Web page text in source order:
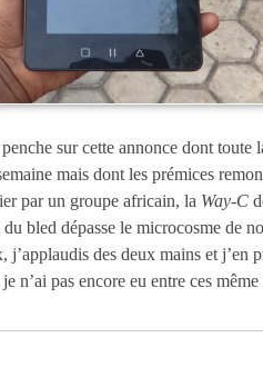
sur cette annonce dont toute
mais dont les prémices
par un groupe africain, la Way-C
bled dépasse le microcosme de
j’applaudis des deux mains et j’en
n’ai pas encore eu entre ces même